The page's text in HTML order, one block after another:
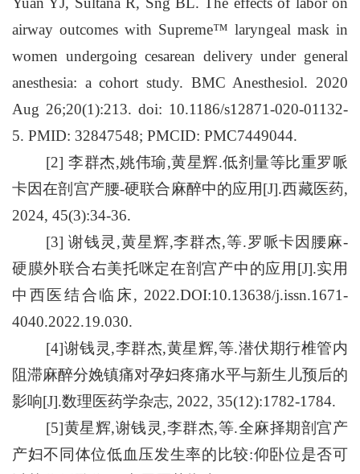
airway outcomes with Supreme™ laryngeal mask in
women undergoing cesarean delivery under general
anesthesia: a cohort study. BMC Anesthesiol. 2020
Aug 26;20(1):213. doi: 10.1186/s12871-020-01132-
5. PMID: 32847548; PMCID: PMC7449044.
[2] 李群杰,姚伟瑜,黄星辉.低剂量等比重罗哌
卡因在剖宫产腰-硬联合麻醉中的应用[J].西藏医药,
2024, 45(3):34-36.
[3] 谢钱灵,黄星辉,李群杰,等.罗哌卡因腰麻-
硬膜外联合右美托咪定在剖宫产中的应用[J].实用
中西医结合临床, 2022.DOI:10.13638/j.issn.1671-
4040.2022.19.030.
[4]谢钱灵,李群杰,黄星辉,等.潜伏期行椎管内
阻滞麻醉分娩镇痛对孕妇疼痛水平与新生儿预后的
影响[J].数理医药学杂志, 2022, 35(12):1782-1784.
[5]黄星辉,谢钱灵,李群杰,等.全麻择期剖宫产
产妇不同体位低血压发生率的比较:仰卧位是否可